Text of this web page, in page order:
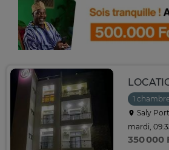
1
Saly
mardi,
350 000